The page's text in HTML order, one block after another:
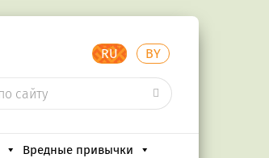
RU BY
Вредные привычки